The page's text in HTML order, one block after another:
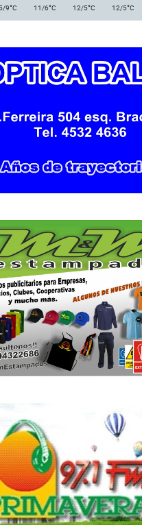
9°C 11/6°C 12/5°C 12/5°C